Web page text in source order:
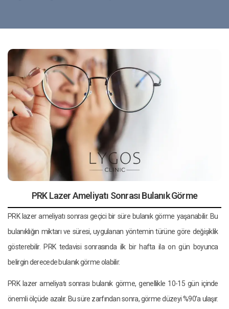
PRK Lazer Ameliyatı Sonrası Bulanık Görme
PRK lazer ameliyatı sonrası geçici bir süre bulanık görme yaşanabilir. Bu
bulanıklığın miktarı ve süresi, uygulanan yöntemin türüne göre değişiklik
gösterebilir. PRK tedavisi sonrasında ilk bir hafta ila on gün boyunca
belirgin derecede bulanık görme olabilir.
PRK lazer ameliyatı sonrası bulanık görme, genellikle 10-15 gün içinde
önemli ölçüde azalır. Bu süre zarfından sonra, görme düzeyi %90’a ulaşır.